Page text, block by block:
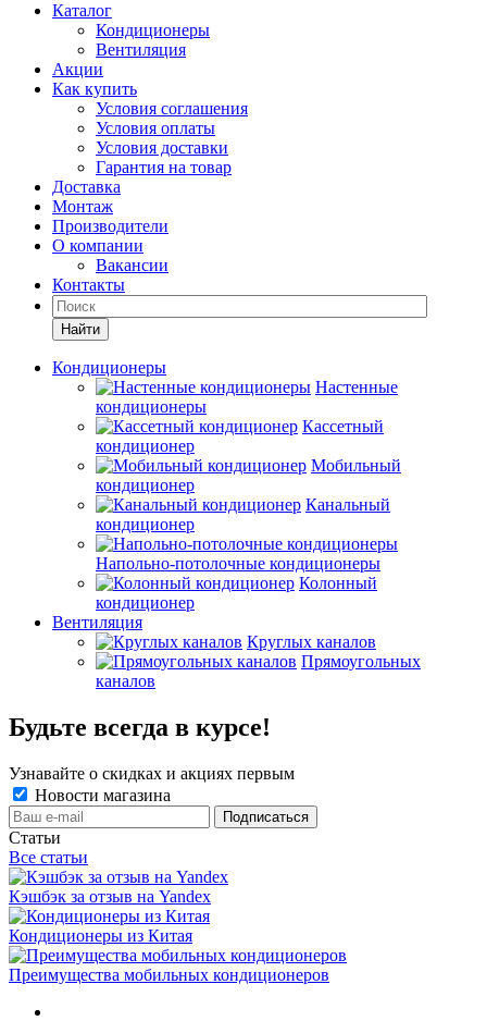
Каталог
Кондиционеры
Вентиляция
Акции
Как купить
Условия соглашения
Условия оплаты
Условия доставки
Гарантия на товар
Доставка
Монтаж
Производители
О компании
Вакансии
Контакты
Кондиционеры
Настенные
кондиционеры
Кассетный
кондиционер
Мобильный
кондиционер
Канальный
кондиционер
Напольно-потолочные кондиционеры
Колонный
кондиционер
Вентиляция
Круглых каналов
Прямоугольных
каналов
Будьте всегда в курсе!
Узнавайте о скидках и акциях первым
Новости магазина
Статьи
Все статьи
Кэшбэк за отзыв на Yandex
Кондиционеры из Китая
Преимущества мобильных кондиционеров